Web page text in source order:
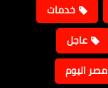
خدمات
عاجل
مصر اليوم